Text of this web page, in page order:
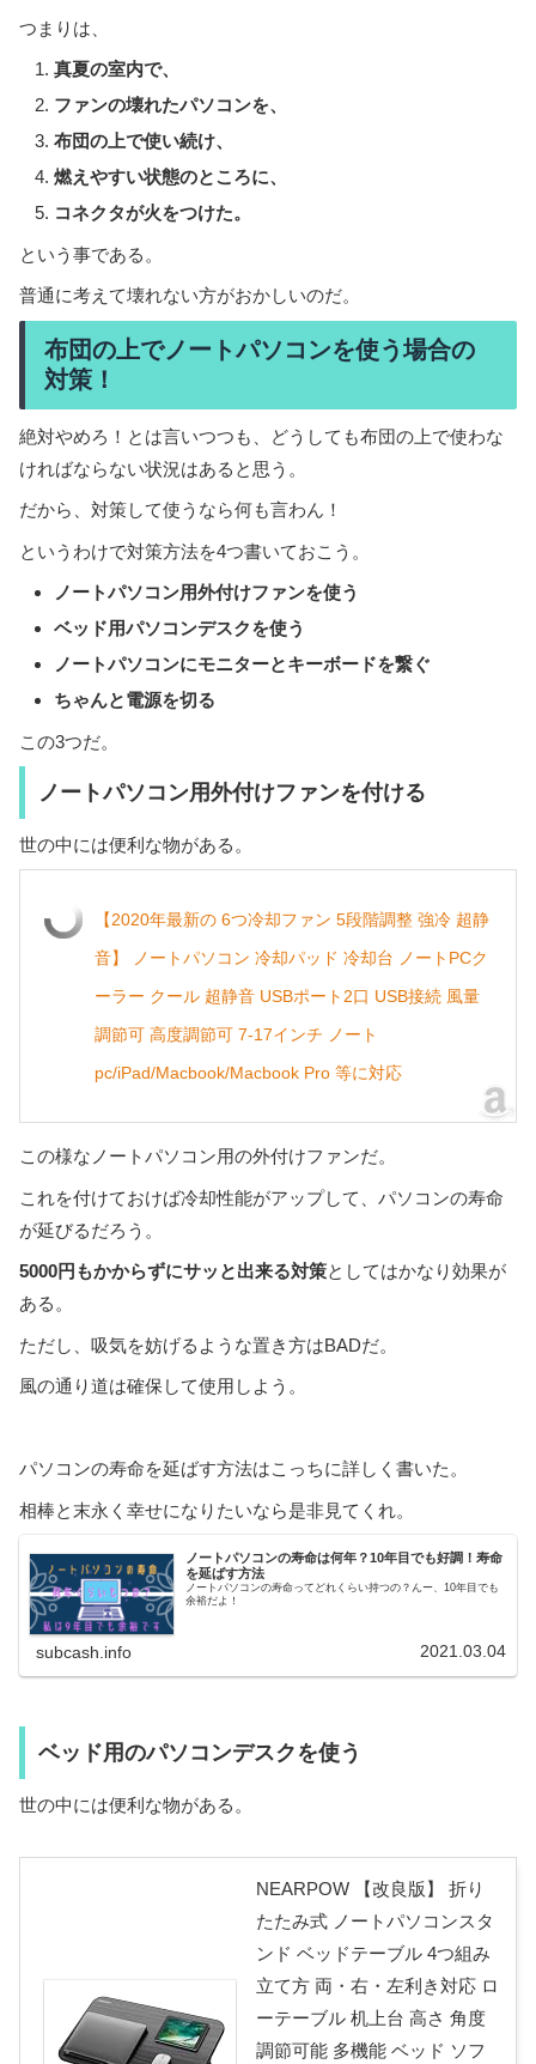
つまりは、
真夏の室内で、
ファンの壊れたパソコンを、
布団の上で使い続け、
燃えやすい状態のところに、
コネクタが火をつけた。
という事である。
普通に考えて壊れない方がおかしいのだ。
布団の上でノートパソコンを使う場合の
対策！
絶対やめろ！とは言いつつも、どうしても布団の上で使わな
ければならない状況はあると思う。
だから、対策して使うなら何も言わん！
というわけで対策方法を4つ書いておこう。
ノートパソコン用外付けファンを使う
ベッド用パソコンデスクを使う
ノートパソコンにモニターとキーボードを繋ぐ
ちゃんと電源を切る
この3つだ。
ノートパソコン用外付けファンを付ける
世の中には便利な物がある。
【2020年最新の 6つ冷却ファン 5段階調整 強冷 超静
音】 ノートパソコン 冷却パッド 冷却台 ノートPCク
ーラー クール 超静音 USBポート2口 USB接続 風量
調節可 高度調節可 7-17インチ ノート
pc/iPad/Macbook/Macbook Pro 等に対応
この様なノートパソコン用の外付けファンだ。
これを付けておけば冷却性能がアップして、パソコンの寿命
が延びるだろう。
5000円もかからずにサッと出来る対策としてはかなり効果が
ある。
ただし、吸気を妨げるような置き方はBADだ。
風の通り道は確保して使用しよう。
パソコンの寿命を延ばす方法はこっちに詳しく書いた。
相棒と末永く幸せになりたいなら是非見てくれ。
ノートパソコンの寿命は何年？10年目でも好調！寿命
を延ばす方法
ノートパソコンの寿命ってどれくらい持つの？んー、10年目でも
余裕だよ！
subcash.info 2021.03.04
ベッド用のパソコンデスクを使う
世の中には便利な物がある。
NEARPOW 【改良版】 折り
たたみ式 ノートパソコンスタ
ンド ベッドテーブル 4つ組み
立て方 両・右・左利き対応 ロ
ーテーブル 机上台 高さ 角度
調節可能 多機能 ベッド ソフ